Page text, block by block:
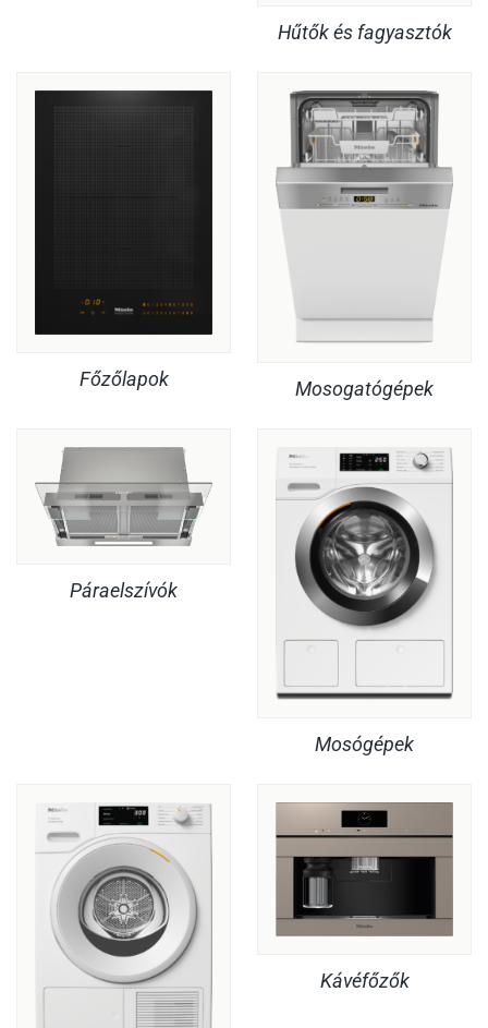
Hűtők és fagyasztók
Főzőlapok Mosogatógépek
Páraelszívók
Mosógépek
Kávéfőzők